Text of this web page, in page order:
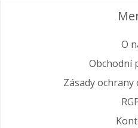
O
Obchodní
Zásady